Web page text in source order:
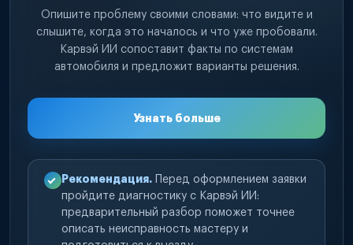
Опишите проблему своими словами: что видите и
слышите, когда это началось и что уже пробовали.
Карвэй ИИ сопоставит факты по системам
автомобиля и предложит варианты решения.
Узнать больше
Рекомендация. Перед оформлением заявки
пройдите диагностику с Карвэй ИИ:
предварительный разбор поможет точнее
описать неисправность мастеру и